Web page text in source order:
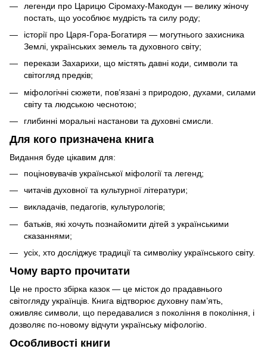
легенди про Царицю Сіромаху-Макодун — велику жіночу
постать, що уособлює мудрість та силу роду;
історії про Царя-Гора-Богатиря — могутнього захисника
Землі, українських земель та духовного світу;
перекази Захарихи, що містять давні коди, символи та
світогляд предків;
міфологічні сюжети, пов’язані з природою, духами, силами
світу та людською чеснотою;
глибинні моральні настанови та духовні смисли.
Для кого призначена книга
Видання буде цікавим для:
поціновувачів української міфології та легенд;
читачів духовної та культурної літератури;
викладачів, педагогів, культурологів;
батьків, які хочуть познайомити дітей з українськими
сказаннями;
усіх, хто досліджує традиції та символіку українського світу.
Чому варто прочитати
Це не просто збірка казок — це місток до прадавнього
світогляду українців. Книга відтворює духовну пам’ять,
оживляє символи, що передавалися з покоління в покоління, і
дозволяє по-новому відчути українську міфологію.
Особливості книги